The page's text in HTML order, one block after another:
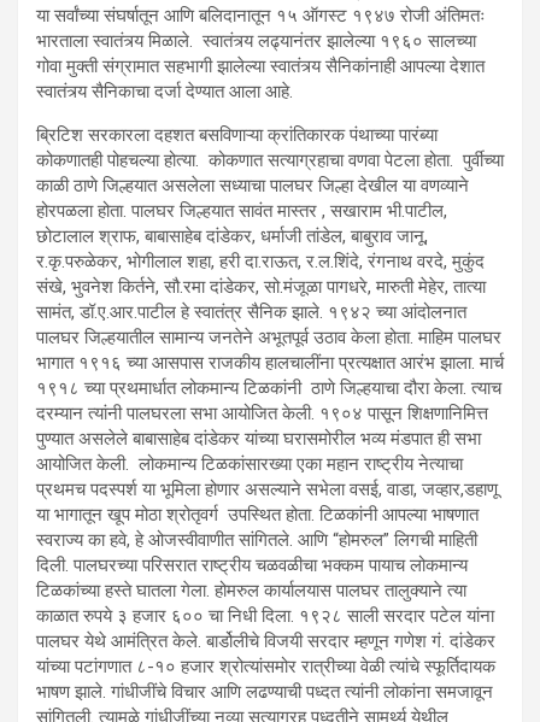
या सर्वांच्या संघर्षातून आणि बलिदानातून १५ ऑगस्ट १९४७ रोजी अंतिमतः
भारताला स्वातंत्र्य मिळाले. स्वातंत्र्य लढ्यानंतर झालेल्या १९६० सालच्या
गोवा मुक्ती संग्रामात सहभागी झालेल्या स्वातंत्र्य सैनिकांनाही आपल्या देशात
स्वातंत्र्य सैनिकाचा दर्जा देण्यात आला आहे.
ब्रिटिश सरकारला दहशत बसविणाऱ्या क्रांतिकारक पंथाच्या पारंब्या
कोकणातही पोहचल्या होत्या. कोकणात सत्याग्रहाचा वणवा पेटला होता. पुर्वीच्या
काळी ठाणे जिल्हयात असलेला सध्याचा पालघर जिल्हा देखील या वणव्याने
होरपळला होता. पालघर जिल्हयात सावंत मास्तर , सखाराम भी.पाटील,
छोटालाल श्राफ, बाबासाहेब दांडेकर, धर्माजी तांडेल, बाबुराव जानू,
र.कृ.परुळेकर, भोगीलाल शहा, हरी दा.राऊत, र.ल.शिंदे, रंगनाथ वरदे, मुकुंद
संखे, भुवनेश किर्तने, सौ.रमा दांडेकर, सो.मंजूळा पागधरे, मारुती मेहेर, तात्या
सामंत, डॉ.ए.आर.पाटील हे स्वातंत्र सैनिक झाले. १९४२ च्या आंदोलनात
पालघर जिल्हयातील सामान्य जनतेने अभूतपूर्व उठाव केला होता. माहिम पालघर
भागात १९१६ च्या आसपास राजकीय हालचालींना प्रत्यक्षात आरंभ झाला. मार्च
१९१८ च्या प्रथमार्धात लोकमान्य टिळकांनी ठाणे जिल्हयाचा दौरा केला. त्याच
दरम्यान त्यांनी पालघरला सभा आयोजित केली. १९०४ पासून शिक्षणानिमित्त
पुण्यात असलेले बाबासाहेब दांडेकर यांच्या घरासमोरील भव्य मंडपात ही सभा
आयोजित केली. लोकमान्य टिळकांसारख्या एका महान राष्ट्रीय नेत्याचा
प्रथमच पदस्पर्श या भूमिला होणार असल्याने सभेला वसई, वाडा, जव्हार,डहाणू
या भागातून खूप मोठा श्रोतृवर्ग उपस्थित होता. टिळकांनी आपल्या भाषणात
स्वराज्य का हवे, हे ओजस्वीवाणीत सांगितले. आणि “होमरुल” लिगची माहिती
दिली. पालघरच्या परिसरात राष्ट्रीय चळवळीचा भक्कम पायाच लोकमान्य
टिळकांच्या हस्ते घातला गेला. होमरुल कार्यालयास पालघर तालुक्याने त्या
काळात रुपये ३ हजार ६०० चा निधी दिला. १९२८ साली सरदार पटेल यांना
पालघर येथे आमंत्रित केले. बार्डोलीचे विजयी सरदार म्हणून गणेश गं. दांडेकर
यांच्या पटांगणात ८-१० हजार श्रोत्यांसमोर रात्रीच्या वेळी त्यांचे स्फूर्तिदायक
भाषण झाले. गांधीजींचे विचार आणि लढण्याची पध्दत त्यांनी लोकांना समजावून
सांगितली. त्यामुळे गांधीजींच्या नव्या सत्याग्रह पध्दतीने सामर्थ्य येथील